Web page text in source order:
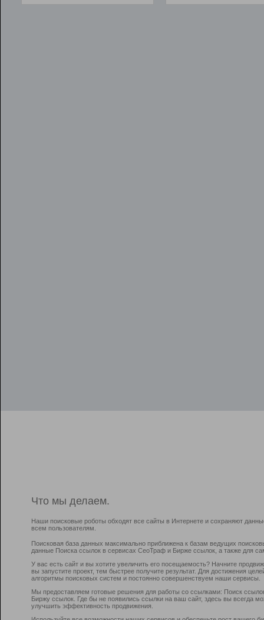
Что мы делаем.
Наши поисковые роботы обходят все сайты в Интернете и сохраняют
всем пользователям.
Поисковая база данных максимально приближена к базам ведущих
данные Поиска ссылок в сервисах СеоТраф и Бирже ссылок, а также для
У вас есть сайт и вы хотите увеличить его посещаемость? Начните
вы запустите проект, тем быстрее получите результат. Для достижения
алгоритмы поисковых систем и постоянно совершенствуем наши сервисы.
Мы предоставляем готовые решения для работы со ссылками: Поиск
Биржу ссылок. Где бы не появились ссылки на ваш сайт, здесь вы всегда
улучшить эффективность продвижения.